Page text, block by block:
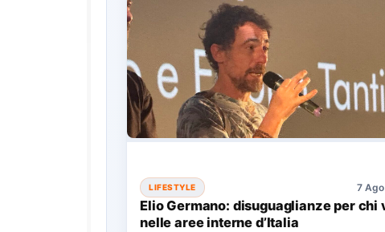
LIFESTYLE 7
Elio Germano: disuguaglianze per chi
nelle aree interne d’Italia